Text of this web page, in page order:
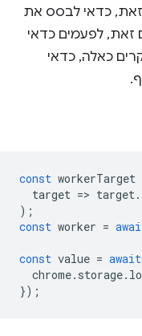
זאת, כדאי לבסס את
לפעמים כדאי
כאלה, כדאי
const workerTarget
target => target.
);
const worker =
const value = await
chrome. storage.
});